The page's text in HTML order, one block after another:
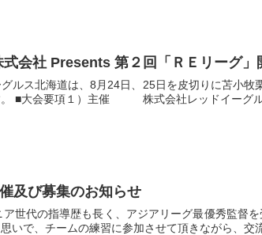
会社 Presents 第２回「ＲＥリーグ」
ルス北海道は、8月24日、25日を皮切りに苫小
。 ■大会要項１）主催 株式会社レッドイーグル
及び募集のお知らせ
世代の指導歴も長く、アジアリーグ最優秀監督
いで、チームの練習に参加させて頂きながら、交